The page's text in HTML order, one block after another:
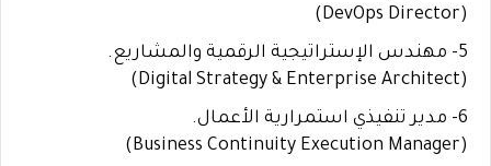
(DevOps Director)
5- مهندس الإستراتيجية الرقمية والمشاريع.
(Digital Strategy & Enterprise Architect)
6- مدير تنفيذي استمرارية الأعمال.
(Business Continuity Execution Manager)